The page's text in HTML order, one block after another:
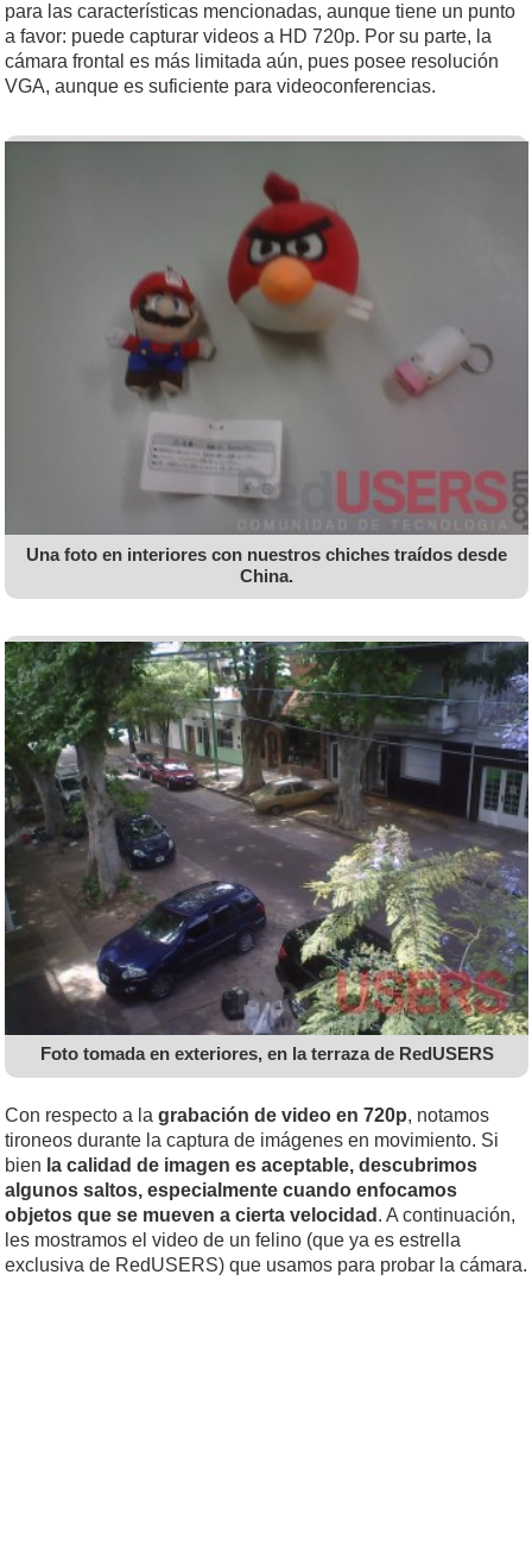
para las características mencionadas, aunque tiene un punto
a favor: puede capturar videos a HD 720p. Por su parte, la
cámara frontal es más limitada aún, pues posee resolución
VGA, aunque es suficiente para videoconferencias.
Una foto en interiores con nuestros chiches traídos desde
China.
Foto tomada en exteriores, en la terraza de RedUSERS
Con respecto a la grabación de video en 720p, notamos
tironeos durante la captura de imágenes en movimiento. Si
bien la calidad de imagen es aceptable, descubrimos
algunos saltos, especialmente cuando enfocamos
objetos que se mueven a cierta velocidad . A continuación,
les mostramos el video de un felino (que ya es estrella
exclusiva de RedUSERS) que usamos para probar la cámara.